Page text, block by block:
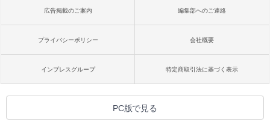
広告掲載のご案内 編集部へのご連絡
プライバシーポリシー 会社概要
インプレスグループ 特定商取引法に基づく表示
PC版で見る